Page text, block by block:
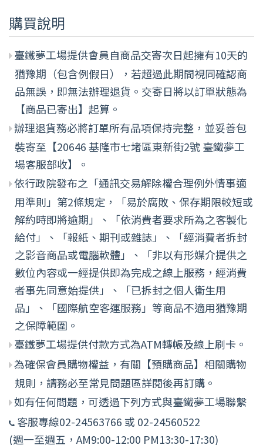
購買說明
臺鐵夢工場提供會員自商品交寄次日起擁有10天的
猶豫期（包含例假日），若超過此期間視同確認商
品無誤，即無法辦理退貨。交寄日將以訂單狀態為
【商品已寄出】起算。
辦理退貨務必將訂單所有品項保持完整，並妥善包
裝寄至【20646 基隆市七堵區東新街2號 臺鐵夢工
場客服部收】。
依行政院發布之「通訊交易解除權合理例外情事適
用準則」第2條規定，「易於腐敗、保存期限較短或
解約時即將逾期」、「依消費者要求所為之客製化
給付」、「報紙、期刊或雜誌」、「經消費者拆封
之影音商品或電腦軟體」、「非以有形媒介提供之
數位內容或一經提供即為完成之線上服務，經消費
者事先同意始提供」、「已拆封之個人衛生用
品」、「國際航空客運服務」等商品不適用猶豫期
之保障範圍。
臺鐵夢工場提供付款方式為ATM轉帳及線上刷卡。
為確保會員購物權益，有關【預購商品】相關購物
規則，請務必至常見問題區詳閱後再訂購。
如有任何問題，可透過下列方式與臺鐵夢工場聯繫
客服專線02-24563766 或 02-24560522
(週一至週五，AM9:00-12:00 PM13:30-17:30)